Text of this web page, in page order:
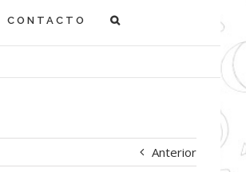
CONTACTO
Anterior